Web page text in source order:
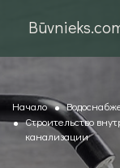
Начало
Строительство
канализации